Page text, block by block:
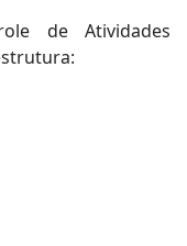
de Atividades